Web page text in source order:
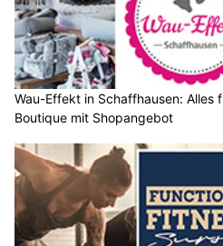
Wau-Effekt in Schaffhausen: Alles
Boutique mit Shopangebot